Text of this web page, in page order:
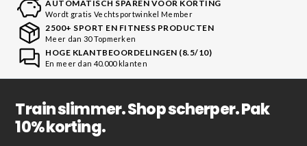
AUTOMATISCH SPAREN VOOR KORTING
Wordt gratis Vechtsportwinkel Member
2500+ SPORT EN FITNESS PRODUCTEN
Meer dan 30 Topmerken
HOGE KLANTBEOORDELINGEN (8.5/10)
En meer dan 40.000 klanten
Train slimmer. Shop scherper. Pak
10% korting.